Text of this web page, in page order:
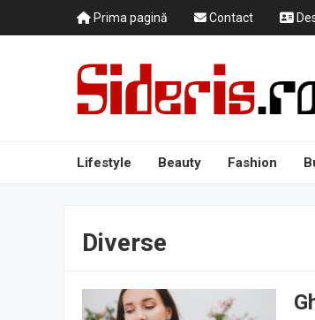
Prima pagină Contact
Lifestyle Beauty Fashion
Diverse